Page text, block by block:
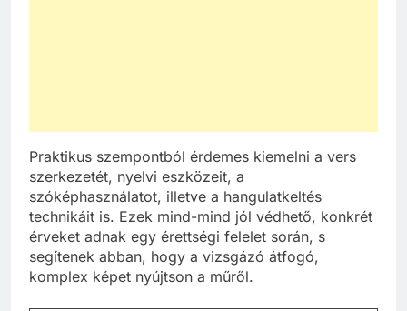
Praktikus szempontból érdemes kiemelni a vers
szerkezetét, nyelvi eszközeit, a
szóképhasználatot, illetve a hangulatkeltés
technikáit is. Ezek mind-mind jól védhető, konkrét
érveket adnak egy érettségi felelet során, s
segítenek abban, hogy a vizsgázó átfogó,
komplex képet nyújtson a műről.